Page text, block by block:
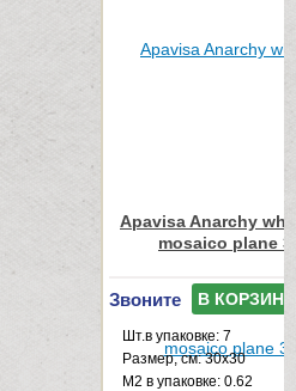
Apavisa Anarchy
mosaico plane
Звоните В КОРЗИНУ
Шт.в упаковке: 7
Размер, см: 30x30
М2 в упаковке: 0.62